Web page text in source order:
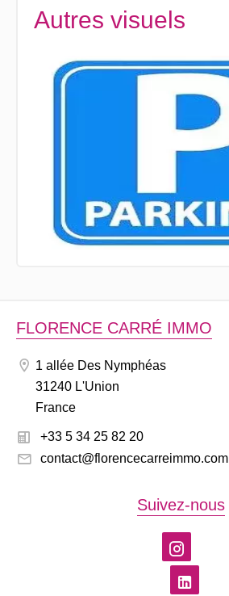
Autres visuels
FLORENCE CARRÉ IMMO
1 allée Des Nymphéas
31240 L'Union
France
+33 5 34 25 82 20
contact@florencecarreimmo.com
Suivez-nous